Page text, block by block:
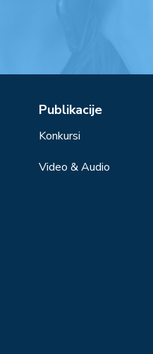
Publikacije
Konkursi
Video & Audio